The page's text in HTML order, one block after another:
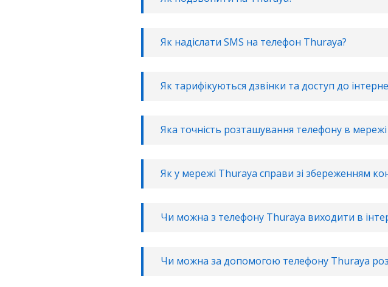
Як надіслати SMS на телефон Thuraya?
Як тарифікуються дзвінки та доступ до
Яка точність розташування телефону в
Як у мережі Thuraya справи зі збереженням
Чи можна з телефону Thuraya виходити в
Чи можна за допомогою телефону Thuraya